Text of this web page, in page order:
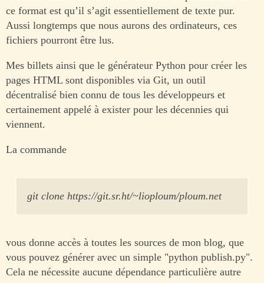
ce format est qu’il s’agit essentiellement de texte pur.
Aussi longtemps que nous aurons des ordinateurs, ces
fichiers pourront être lus.
Mes billets ainsi que le générateur Python pour créer les
pages HTML sont disponibles via Git, un outil
décentralisé bien connu de tous les développeurs et
certainement appelé à exister pour les décennies qui
viennent.
La commande
git clone https://git.sr.ht/~lioploum/ploum.net
vous donne accès à toutes les sources de mon blog, que
vous pouvez générer avec un simple "python publish.py".
Cela ne nécessite aucune dépendance particulière autre